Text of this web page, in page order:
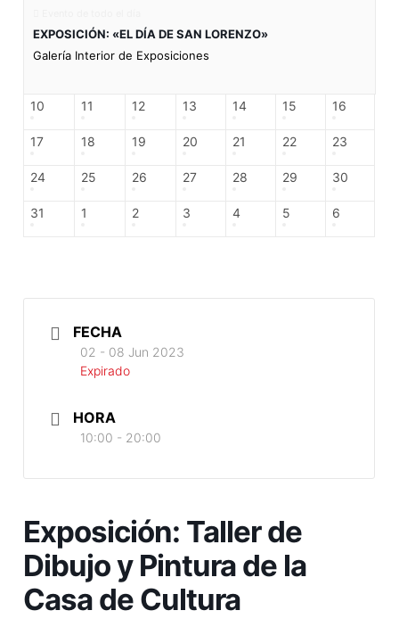
EXPOSICIÓN: «EL DÍA DE SAN LORENZO»
Galería Interior de Exposiciones
10 11 12 13 14 15 16
17 18 19 20 21 22 23
24 25 26 27 28 29 30
31 1 2 3 4 5 6
FECHA
02 - 08 Jun 2023
Expirado
HORA
10:00 - 20:00
Exposición: Taller de
Dibujo y Pintura de la
Casa de Cultura